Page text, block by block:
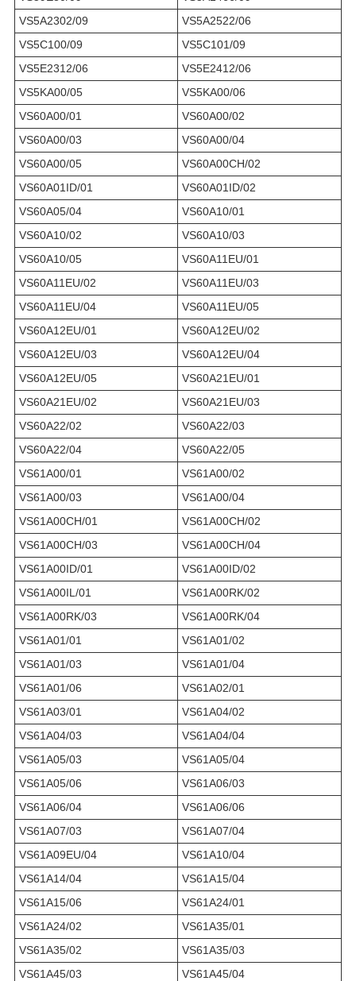
VS5A2302/09
VS5A2522/06
VS5C100/09
VS5C101/09
VS5E2312/06
VS5E2412/06
VS5KA00/05
VS5KA00/06
VS60A00/01
VS60A00/02
VS60A00/03
VS60A00/04
VS60A00/05
VS60A00CH/02
VS60A01ID/01
VS60A01ID/02
VS60A05/04
VS60A10/01
VS60A10/02
VS60A10/03
VS60A10/05
VS60A11EU/01
VS60A11EU/02
VS60A11EU/03
VS60A11EU/04
VS60A11EU/05
VS60A12EU/01
VS60A12EU/02
VS60A12EU/03
VS60A12EU/04
VS60A12EU/05
VS60A21EU/01
VS60A21EU/02
VS60A21EU/03
VS60A22/02
VS60A22/03
VS60A22/04
VS60A22/05
VS61A00/01
VS61A00/02
VS61A00/03
VS61A00/04
VS61A00CH/01
VS61A00CH/02
VS61A00CH/03
VS61A00CH/04
VS61A00ID/01
VS61A00ID/02
VS61A00IL/01
VS61A00RK/02
VS61A00RK/03
VS61A00RK/04
VS61A01/01
VS61A01/02
VS61A01/03
VS61A01/04
VS61A01/06
VS61A02/01
VS61A03/01
VS61A04/02
VS61A04/03
VS61A04/04
VS61A05/03
VS61A05/04
VS61A05/06
VS61A06/03
VS61A06/04
VS61A06/06
VS61A07/03
VS61A07/04
VS61A09EU/04
VS61A10/04
VS61A14/04
VS61A15/04
VS61A15/06
VS61A24/01
VS61A24/02
VS61A35/01
VS61A35/02
VS61A35/03
VS61A45/03
VS61A45/04